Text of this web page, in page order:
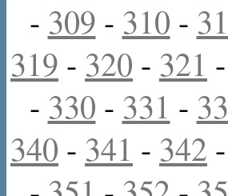
- 309 - 310 -
319 - 320 - 321 -
- 330 - 331 -
340 - 341 - 342 -